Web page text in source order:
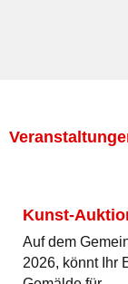
Kunst-
Auf dem
2026, könnt Ihr